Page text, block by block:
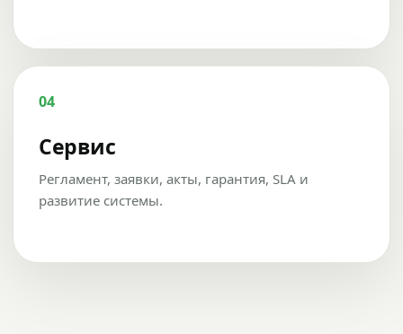
04
Сервис
Регламент, заявки, акты, гарантия, SLA и
развитие системы.